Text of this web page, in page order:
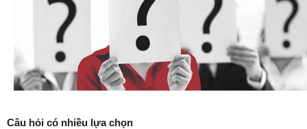
Câu hỏi có nhiều lựa chọn